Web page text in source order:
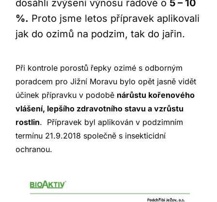
dosáhli zvýšení výnosu řádově o 5 – 10
%. Proto jsme letos přípravek aplikovali
jak do ozimů na podzim, tak do jařin.
Při kontrole porostů řepky ozimé s odborným
poradcem pro Jižní Moravu bylo opět jasně vidět
účinek přípravku v podobě nárůstu kořenového
vlášení, lepšího zdravotního stavu a vzrůstu
rostlin. Přípravek byl aplikován v podzimním
termínu 21.9.2018 společně s insekticidní
ochranou.